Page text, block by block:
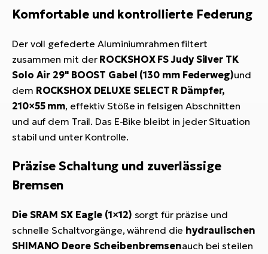
Komfortable und kontrollierte Federung
Der voll gefederte Aluminiumrahmen filtert
zusammen mit der ROCKSHOX FS Judy Silver TK
Solo Air 29" BOOST Gabel (130 mm Federweg)und
dem ROCKSHOX DELUXE SELECT R Dämpfer,
210×55 mm, effektiv Stöße in felsigen Abschnitten
und auf dem Trail. Das E-Bike bleibt in jeder Situation
stabil und unter Kontrolle.
Präzise Schaltung und zuverlässige
Bremsen
Die SRAM SX Eagle (1×12) sorgt für präzise und
schnelle Schaltvorgänge, während die hydraulischen
SHIMANO Deore Scheibenbremsenauch bei steilen